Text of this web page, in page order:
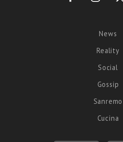
News
Reality
Social
Gossip
Sanremo
Cucina